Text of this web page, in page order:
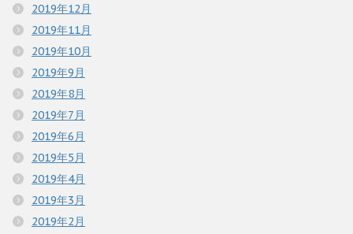
2019年12月
2019年11月
2019年10月
2019年9月
2019年8月
2019年7月
2019年6月
2019年5月
2019年4月
2019年3月
2019年2月